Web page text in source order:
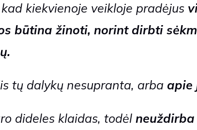
kiekvienoje veikloje pradėjus
būtina žinoti, norint dirbti
tų dalykų nesupranta, arba apie
dideles klaidas, todėl